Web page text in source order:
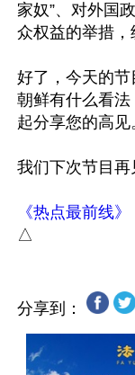
家奴”、对外国
众权益的举措，
好了，今天的
朝鲜有什么看
起分享您的高见
我们下次节目再
《热点最前线》
分享到：